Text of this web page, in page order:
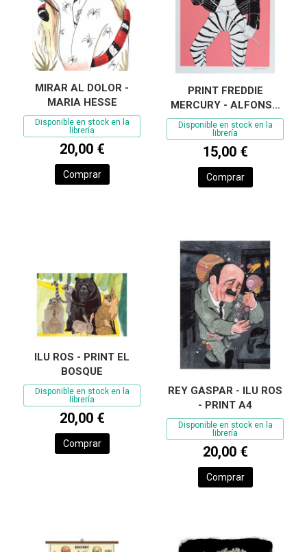
MIRAR AL DOLOR -
MARIA HESSE
Disponible en stock en la
librería
20,00 €
Comprar
PRINT FREDDIE
MERCURY - ALFONSO
CASAS
Disponible en stock en la
librería
15,00 €
Comprar
ILU ROS - PRINT EL
BOSQUE
Disponible en stock en la
librería
20,00 €
Comprar
REY GASPAR - ILU ROS
- PRINT A4
Disponible en stock en la
librería
20,00 €
Comprar